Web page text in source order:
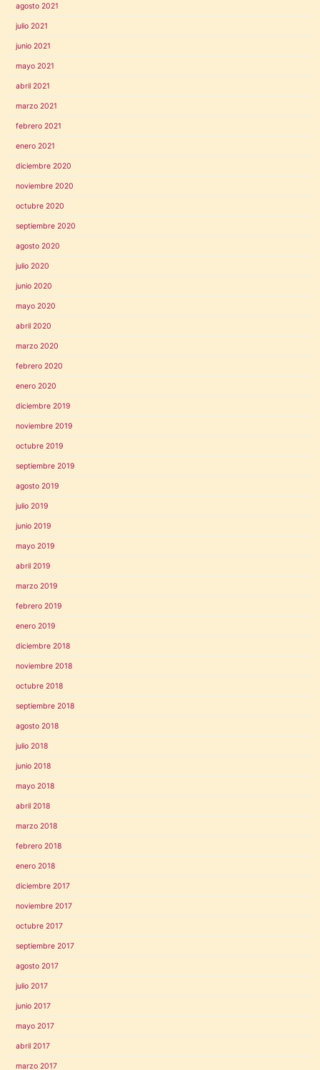
agosto 2021
julio 2021
junio 2021
mayo 2021
abril 2021
marzo 2021
febrero 2021
enero 2021
diciembre 2020
noviembre 2020
octubre 2020
septiembre 2020
agosto 2020
julio 2020
junio 2020
mayo 2020
abril 2020
marzo 2020
febrero 2020
enero 2020
diciembre 2019
noviembre 2019
octubre 2019
septiembre 2019
agosto 2019
julio 2019
junio 2019
mayo 2019
abril 2019
marzo 2019
febrero 2019
enero 2019
diciembre 2018
noviembre 2018
octubre 2018
septiembre 2018
agosto 2018
julio 2018
junio 2018
mayo 2018
abril 2018
marzo 2018
febrero 2018
enero 2018
diciembre 2017
noviembre 2017
octubre 2017
septiembre 2017
agosto 2017
julio 2017
junio 2017
mayo 2017
abril 2017
marzo 2017